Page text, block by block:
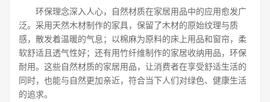
环保理念深入人心，自然材质在家居用品中的应用愈发广
泛。采用天然木材制作的家具，保留了木材的原始纹理与质
感，散发着温暖的气息；以棉麻为原料的床上用品和窗帘，柔
软舒适且透气性好；还有用竹纤维制作的家居收纳用品，环保
耐用。这些自然材质的家居用品，让消费者在享受舒适生活的
同时，也能与自然更加亲近，符合当下人们对绿色、健康生活
的追求。